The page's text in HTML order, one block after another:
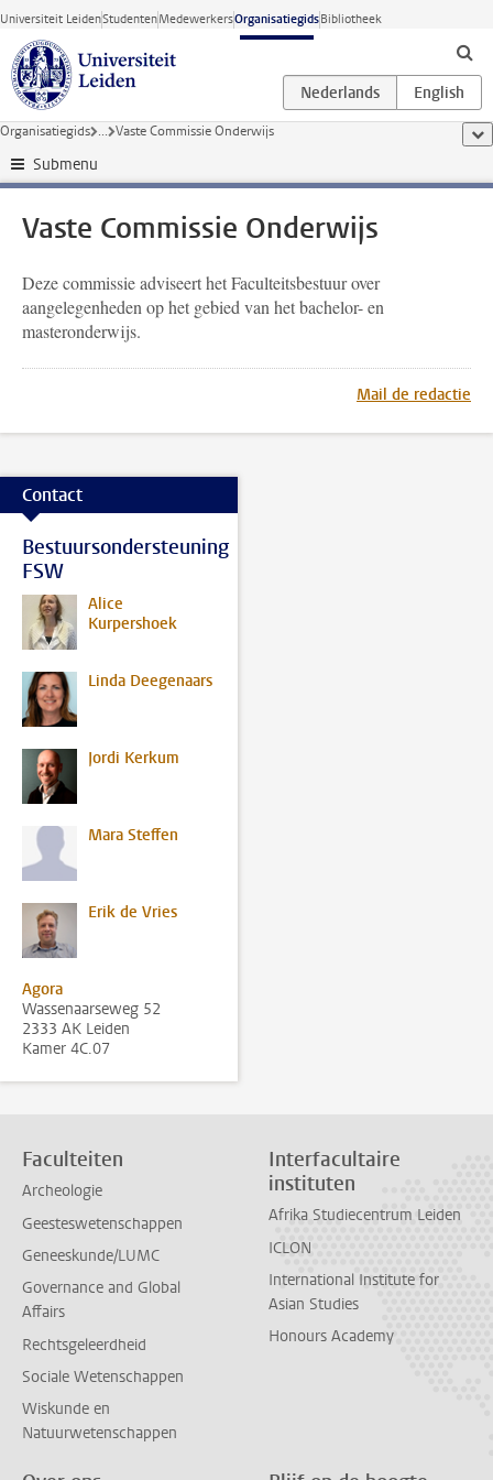
Ga direct naar de inhoud
Universiteit LeidenStudentenMedewerkersOrganisatiegidsBibliotheek
Organisatiegids ... Vaste Commissie Onderwijs
Submenu
Vaste Commissie Onderwijs
Deze commissie adviseert het Faculteitsbestuur over
aangelegenheden op het gebied van het bachelor- en
masteronderwijs.
Mail de redactie
Contact
Bestuursondersteuning
FSW
Alice
Kurpershoek
Linda Deegenaars
Jordi Kerkum
Mara Steffen
Erik de Vries
Agora
Wassenaarseweg 52
2333 AK Leiden
Kamer 4C.07
Faculteiten
Archeologie
Geesteswetenschappen
Geneeskunde/LUMC
Governance and Global
Affairs
Rechtsgeleerdheid
Sociale Wetenschappen
Wiskunde en
Natuurwetenschappen
Interfacultaire
instituten
Afrika Studiecentrum Leiden
ICLON
International Institute for
Asian Studies
Honours Academy